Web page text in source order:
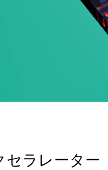
セラレーター